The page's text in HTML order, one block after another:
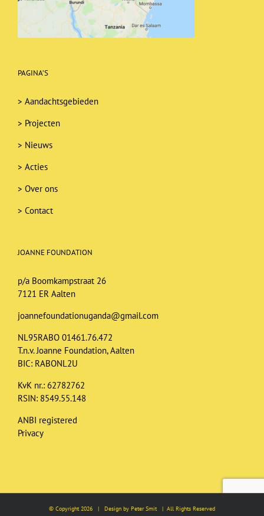
PAGINA’S
> Aandachtsgebieden
> Projecten
> Nieuws
> Acties
> Over ons
> Contact
JOANNE FOUNDATION
p/a Boomkampstraat 26
7121 ER Aalten
joannefoundationuganda@gmail.com
NL95RABO 01461.76.472
T.n.v. Joanne Foundation, Aalten
BIC: RABONL2U
KvK nr.: 62782762
RSIN: 8549.55.148
ANBI registered
Privacy
© Copyright2026 | Design by Peter Smit | All Rights Reserved